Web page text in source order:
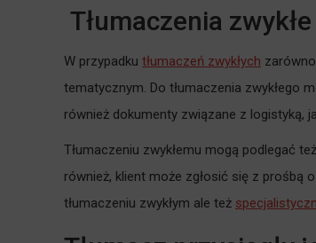
Tłumaczenia
W przypadku tłumaczeń zwykłych
tematycznym. Do tłumaczenia zwykłego
również dokumenty związane z logistyką,
Tłumaczeniu zwykłemu mogą podlegać
również, klient może zgłosić się z prośbą
tłumaczeniu zwykłym ale też